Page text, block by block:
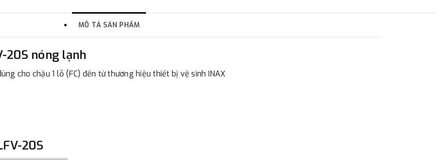
-Showroom Thanh HươngĐịa chỉ : 23 phố Cát Linh, phường Cát Linh,
quận Đống Đa, Hà Nội.
- Nếu địa điểm giao hàng khác với địa điểm thanh toán hoặc với những
MÔ TẢ SẢN PHẨM
20S nóng lạnh
cho chậu 1 lỗ (FC) đến từ thương hiệu thiết bị vệ sinh INAX
20S